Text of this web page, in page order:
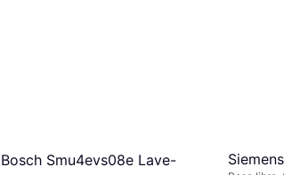
Bosch Smu4evs08e Lave-